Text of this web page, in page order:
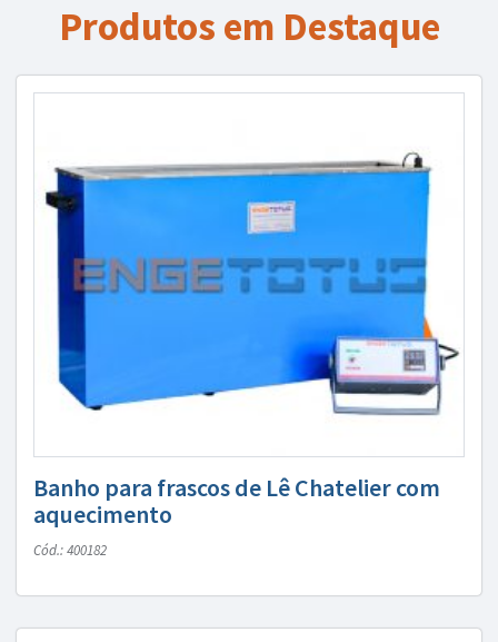
Produtos em Destaque
Banho para frascos de Lê Chatelier com
aquecimento
Cód.: 400182